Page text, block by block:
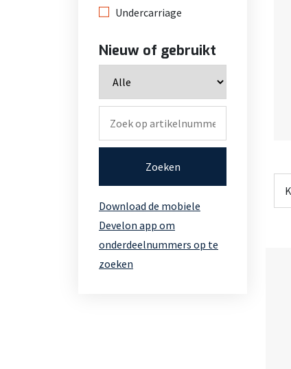
Undercarriage
Nieuw of gebruikt
Zoeken
Download de mobiele
Develon app om
onderdeelnummers op te
zoeken